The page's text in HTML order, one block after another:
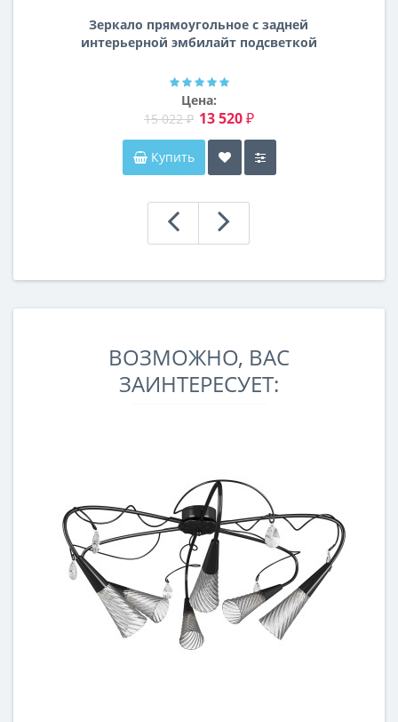
Зеркало прямоугольное с задней
интерьерной эмбилайт подсветкой
Цена:
15 022 ₽ 13 520 ₽
Купить
ВОЗМОЖНО, ВАС
ЗАИНТЕРЕСУЕТ: